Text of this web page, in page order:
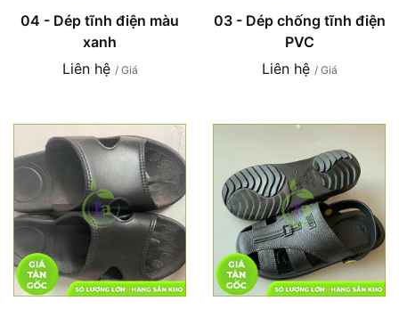
04 - Dép tĩnh điện màu
xanh
Liên hệ / Giá
03 - Dép chống tĩnh điện
PVC
Liên hệ / Giá